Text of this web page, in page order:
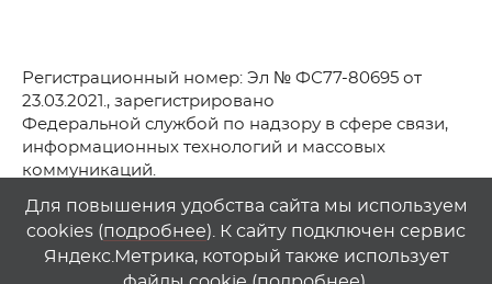
Регистрационный номер: Эл № ФС77-80695 от
23.03.2021., зарегистрировано
Федеральной службой по надзору в сфере связи,
информационных технологий и массовых
коммуникаций.
© АО Телеканал «Первый Ростовский» (2021-2025)
Любое использование материалов сайта возможно
только при указании гиперссылки на1rostov.tv
Для повышения удобства сайта мы используем
cookies (подробнее). К сайту подключен сервис
Яндекс.Метрика, который также использует